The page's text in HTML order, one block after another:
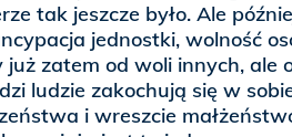
tak jeszcze było. Ale
jednostki, wolność
już zatem od woli innych, ale
ludzie zakochują się w
i wreszcie